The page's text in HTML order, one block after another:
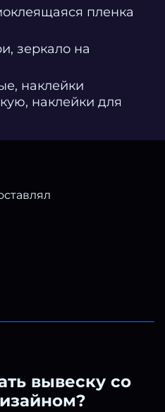
нарисованные с
эксклюзивные
Не упустите
пространство с
практичных наклеек!
пленка
зеркало на
наклейки
наклейки для
вывеску со